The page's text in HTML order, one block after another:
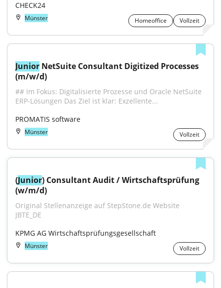
CHECK24
Münster Homeoffice Vollzeit
Junior NetSuite Consultant Digitized Processes
(m/w/d)
## Im Fokus: Digitalisierte Prozesse und Oracle NetSuite
ERP-Lösungen Das Ziel ist klar: Exzellente...
PROMATIS software
Münster Vollzeit
(Junior) Consultant Audit / Wirtschaftsprüfung
(w/m/d)
Original Stellenanzeige auf StepStone.de Website
JBTE_DE
KPMG AG Wirtschaftsprüfungsgesellschaft
Münster Vollzeit